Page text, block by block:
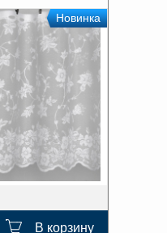
Новинка
В корзину